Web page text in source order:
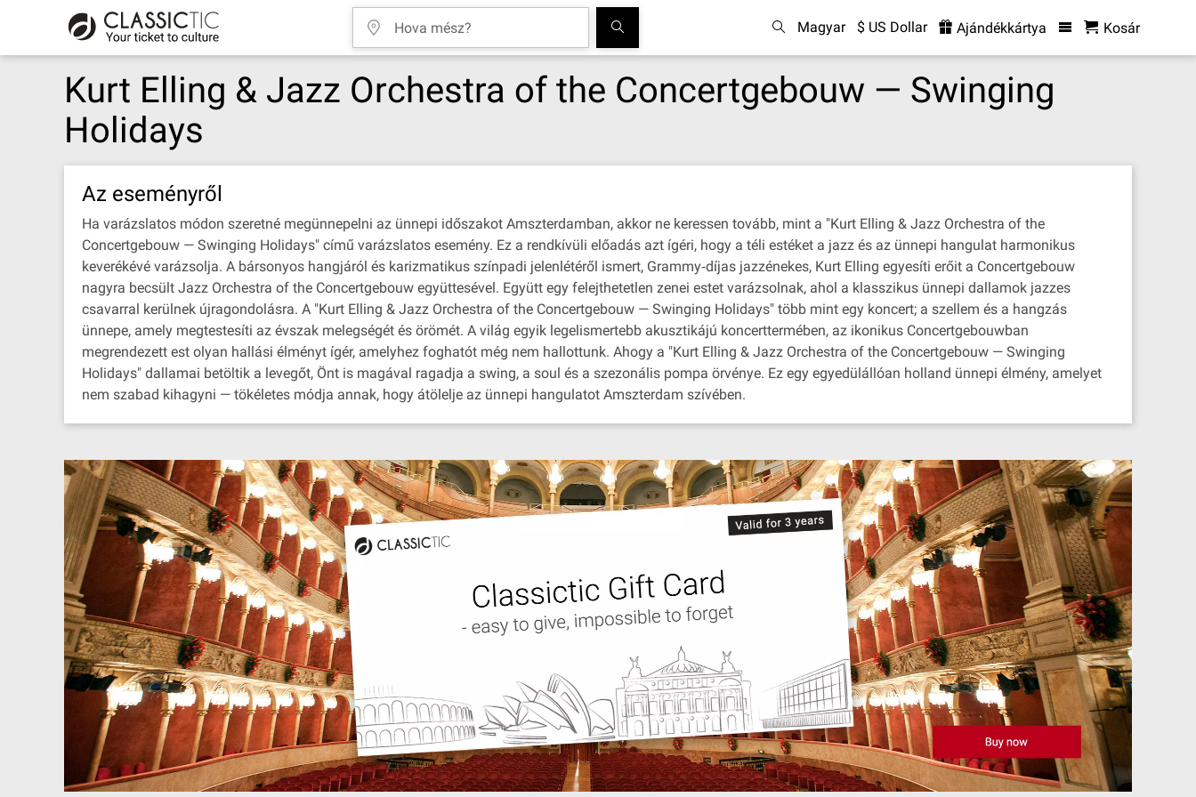
Magyar $ US Dollar Ajándékkártya Kosár
Kurt Elling & Jazz Orchestra of the Concertgebouw — Swinging
Holidays
Az eseményről
Ha varázslatos módon szeretné megünnepelni az ünnepi időszakot Amszterdamban, akkor ne keressen tovább, mint a "Kurt Elling & Jazz Orchestra of the
Concertgebouw — Swinging Holidays" című varázslatos esemény. Ez a rendkívüli előadás azt ígéri, hogy a téli estéket a jazz és az ünnepi hangulat harmonikus
keverékévé varázsolja. A bársonyos hangjáról és karizmatikus színpadi jelenlétéről ismert, Grammy‐díjas jazzénekes, Kurt Elling egyesíti erőit a Concertgebouw
nagyra becsült Jazz Orchestra of the Concertgebouw együttesével. Együtt egy felejthetetlen zenei estet varázsolnak, ahol a klasszikus ünnepi dallamok jazzes
csavarral kerülnek újragondolásra. A "Kurt Elling & Jazz Orchestra of the Concertgebouw — Swinging Holidays" több mint egy koncert; a szellem és a hangzás
ünnepe, amely megtestesíti az évszak melegségét és örömét. A világ egyik legelismertebb akusztikájú koncerttermében, az ikonikus Concertgebouwban
megrendezett est olyan hallási élményt ígér, amelyhez foghatót még nem hallottunk. Ahogy a "Kurt Elling & Jazz Orchestra of the Concertgebouw — Swinging
Holidays" dallamai betöltik a levegőt, Önt is magával ragadja a swing, a soul és a szezonális pompa örvénye. Ez egy egyedülállóan holland ünnepi élmény, amelyet
nem szabad kihagyni — tökéletes módja annak, hogy átölelje az ünnepi hangulatot Amszterdam szívében.